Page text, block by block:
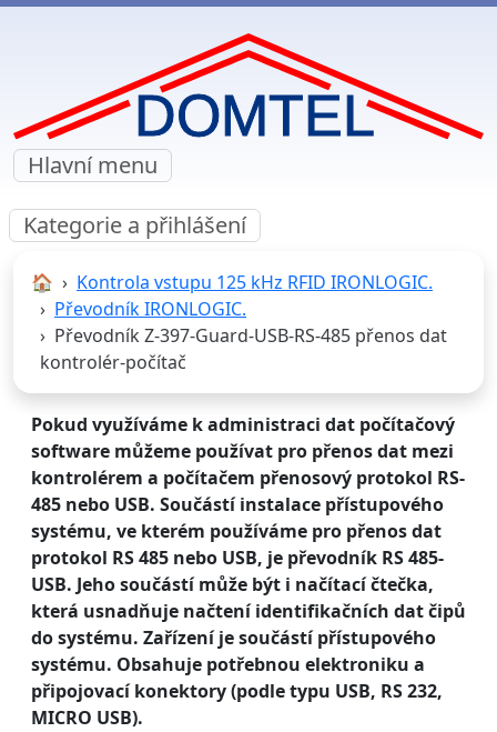
Hlavní menu
Kategorie a přihlášení
🏠︎
Kontrola vstupu 125 kHz RFID IRONLOGIC.
Převodník IRONLOGIC.
Převodník Z-397-Guard-USB-RS-485 přenos dat
kontrolér-počítač
Pokud využíváme k administraci dat počítačový
software můžeme používat pro přenos dat mezi
kontrolérem a počítačem přenosový protokol RS-
485 nebo USB. Součástí instalace přístupového
systému, ve kterém používáme pro přenos dat
protokol RS 485 nebo USB, je převodník RS 485-
USB. Jeho součástí může být i načítací čtečka,
která usnadňuje načtení identifikačních dat čipů
do systému. Zařízení je součástí přístupového
systému. Obsahuje potřebnou elektroniku a
připojovací konektory (podle typu USB, RS 232,
MICRO USB).